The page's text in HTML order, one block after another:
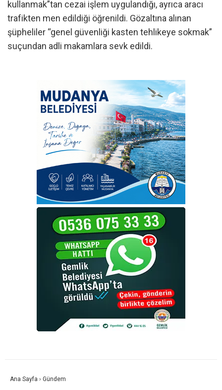
kullanmak”tan cezai işlem uygulandığı, ayrıca aracı
trafikten men edildiği öğrenildi. Gözaltına alınan
şüpheliler “genel güvenliği kasten tehlikeye sokmak”
suçundan adli makamlara sevk edildi.
Ana Sayfa › Gündem